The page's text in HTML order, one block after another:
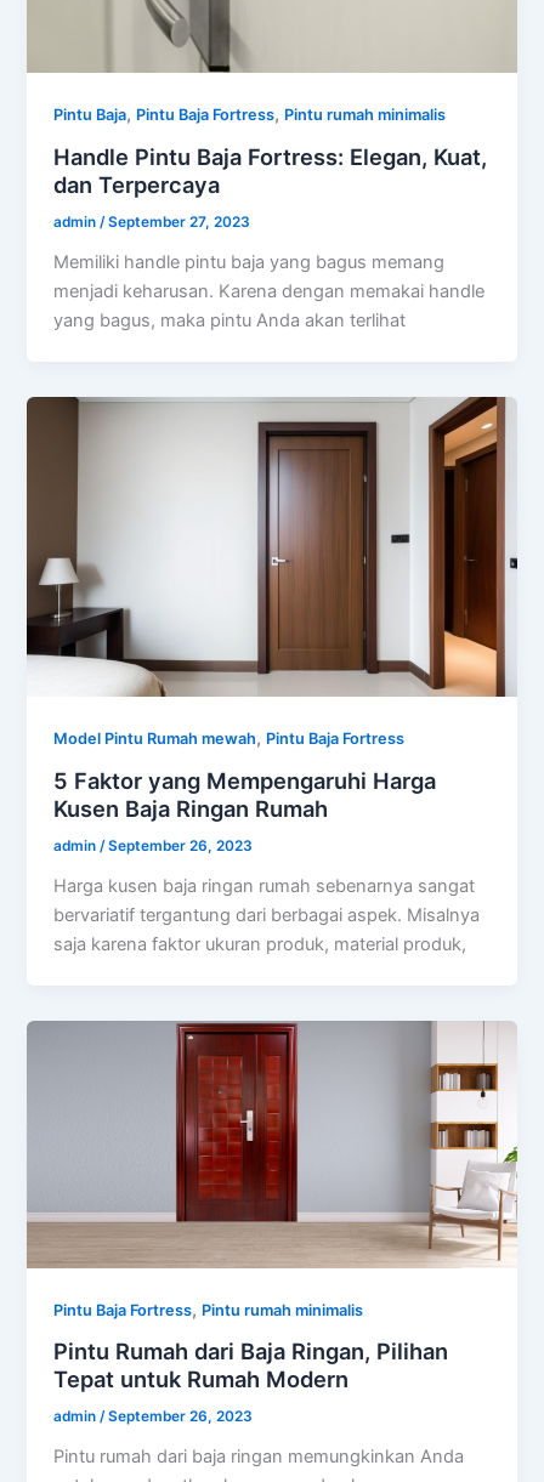
Pintu Baja, Pintu Baja Fortress, Pintu rumah minimalis
Handle Pintu Baja Fortress: Elegan, Kuat,
dan Terpercaya
admin /September 27, 2023
Memiliki handle pintu baja yang bagus memang
menjadi keharusan. Karena dengan memakai handle
yang bagus, maka pintu Anda akan terlihat
Model Pintu Rumah mewah, Pintu Baja Fortress
5 Faktor yang Mempengaruhi Harga
Kusen Baja Ringan Rumah
admin/September 26, 2023
Harga kusen baja ringan rumah sebenarnya sangat
bervariatif tergantung dari berbagai aspek. Misalnya
saja karena faktor ukuran produk, material produk,
Pintu Baja Fortress, Pintu rumah minimalis
Pintu Rumah dari Baja Ringan, Pilihan
Tepat untuk Rumah Modern
admin/September 26, 2023
Pintu rumah dari baja ringan memungkinkan Anda